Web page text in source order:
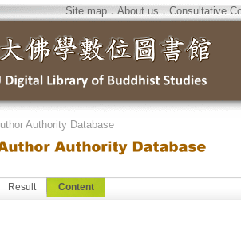
Site map．About us．Consultative
Authority Database
Result Content